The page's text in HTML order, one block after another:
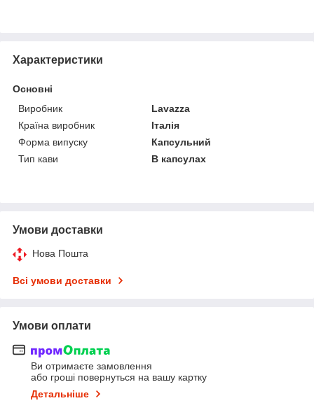
Характеристики
Основні
Виробник
Lavazza
Країна виробник
Італія
Форма випуску
Капсульний
Тип кави
В капсулах
Умови доставки
Нова Пошта
Всі умови доставки
Умови оплати
Ви отримаєте замовлення
або гроші повернуться на вашу картку
Детальніше